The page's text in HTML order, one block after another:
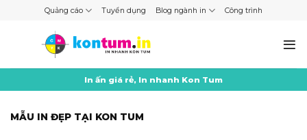
Quảng cáo Tuyển dụng Blog ngành in Công trình
In ấn giá rẻ, In nhanh Kon Tum
MẪU IN ĐẸP TẠI KON TUM